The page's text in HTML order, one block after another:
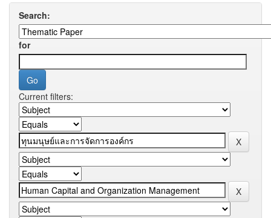
Search:
for
Current filters: